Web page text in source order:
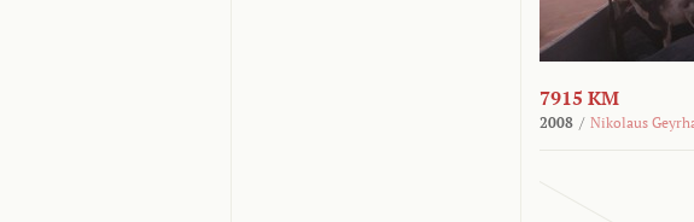
7915 KM
2008 / Nikolaus